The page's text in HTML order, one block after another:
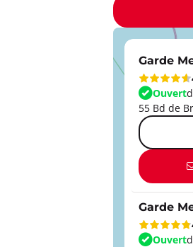
Garde
Ouvert
55 Bd de
Garde
Ouvert